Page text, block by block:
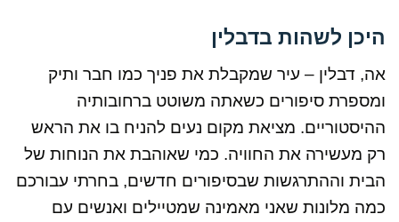
היכן לשהות בדבלין
אה, דבלין – עיר שמקבלת את פניך כמו חבר ותיק
ומספרת סיפורים כשאתה משוטט ברחובותיה
ההיסטוריים. מציאת מקום נעים להניח בו את הראש
רק מעשירה את החוויה. כמי שאוהבת את הנוחות של
הבית וההתרגשות שבסיפורים חדשים, בחרתי עבורכם
כמה מלונות שאני מאמינה שמטיילים ואנשים עם